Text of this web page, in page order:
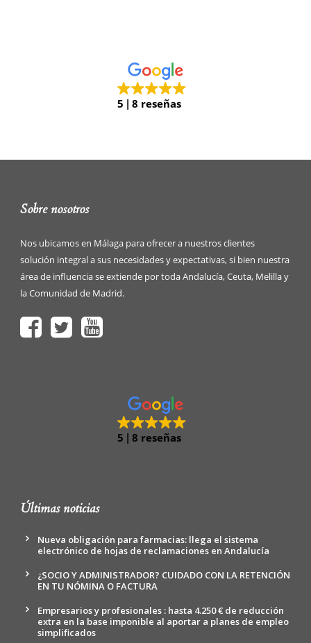
5 8 reseñas
Sobre nosotros
Nos ubicamos en Málaga para ofrecer a nuestros clientes
solución integral a sus necesidades y expectativas, si bien nuestra
área de influencia se extiende por toda Andalucía, Ceuta, Melilla y
la Comunidad de Madrid.
5 8 reseñas
Últimas noticias
Nueva obligación para farmacias: llega el sistema
electrónico de hojas de reclamaciones en Andalucía
¿SOCIO Y ADMINISTRADOR? CUIDADO CON LA RETENCIÓN
EN TU NÓMINA O FACTURA
Empresarios y profesionales : hasta 4.250 € de reducción
extra en la base imponible al aportar a planes de empleo
simplificados